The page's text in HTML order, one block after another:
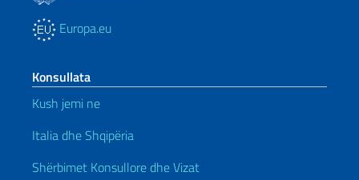
Europa.eu
Konsullata
Kush jemi ne
Italia dhe Shqipëria
Shërbimet Konsullore dhe Vizat